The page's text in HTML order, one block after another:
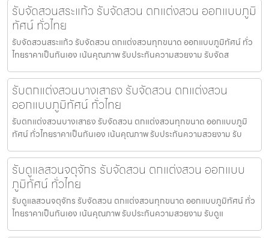
รับจัดสวนสระแก้ว รับจัดสวน ตกแต่งสวน ออกแบบภูมิ
ทัศน์ ทั่วไทย
รับจัดสวนสระแก้ว รับจัดสวน ตกแต่งสวนทุกขนาด ออกแบบภูมิทัศน์ ทั่ว
ไทยราคาเป็นกันเอง เน้นคุณภาพ รับประกันความสวยงาม รับจัดส
รับตกแต่งสวนบางเสาธง รับจัดสวน ตกแต่งสวน
ออกแบบภูมิทัศน์ ทั่วไทย
รับตกแต่งสวนบางเสาธง รับจัดสวน ตกแต่งสวนทุกขนาด ออกแบบภูมิ
ทัศน์ ทั่วไทยราคาเป็นกันเอง เน้นคุณภาพ รับประกันความสวยงาม รับ
รับดูแลสวนจตุจักร รับจัดสวน ตกแต่งสวน ออกแบบ
ภูมิทัศน์ ทั่วไทย
รับดูแลสวนจตุจักร รับจัดสวน ตกแต่งสวนทุกขนาด ออกแบบภูมิทัศน์ ทั่ว
ไทยราคาเป็นกันเอง เน้นคุณภาพ รับประกันความสวยงาม รับดูแ